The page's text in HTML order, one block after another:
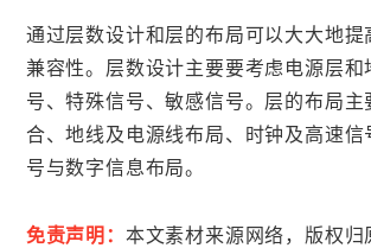
通过层数设计和层的布局可以大大地提
兼容性。层数设计主要要考虑电源层和
号、特殊信号、敏感信号。层的布局主
合、地线及电源线布局、时钟及高速信
号与数字信息布局。
免责声明： 本文素材来源网络，版权归